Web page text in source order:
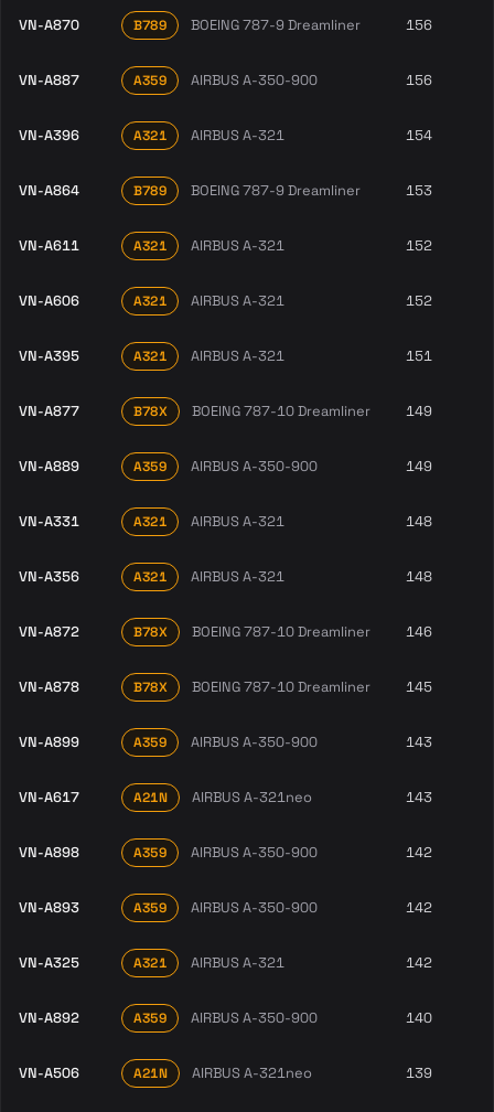
VN-A870 B789 BOEING 787-9 Dreamliner 156
VN-A887 A359 AIRBUS A-350-900 156
VN-A396 A321 AIRBUS A-321 154
VN-A864 B789 BOEING 787-9 Dreamliner 153
VN-A611 A321 AIRBUS A-321 152
VN-A606 A321 AIRBUS A-321 152
VN-A395 A321 AIRBUS A-321 151
VN-A877 B78X BOEING 787-10 Dreamliner 149
VN-A889 A359 AIRBUS A-350-900 149
VN-A331 A321 AIRBUS A-321 148
VN-A356 A321 AIRBUS A-321 148
VN-A872 B78X BOEING 787-10 Dreamliner 146
VN-A878 B78X BOEING 787-10 Dreamliner 145
VN-A899 A359 AIRBUS A-350-900 143
VN-A617 A21N AIRBUS A-321neo 143
VN-A898 A359 AIRBUS A-350-900 142
VN-A893 A359 AIRBUS A-350-900 142
VN-A325 A321 AIRBUS A-321 142
VN-A892 A359 AIRBUS A-350-900 140
VN-A506 A21N AIRBUS A-321neo 139